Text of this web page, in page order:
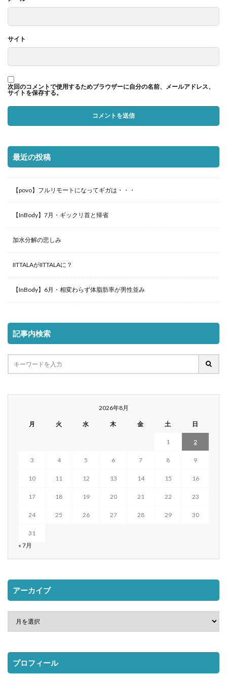
サイト
次回のコメントで使用するためブラウザーに自分の名前、メールアドレス、
サイトを保存する。
最近の投稿
【povo】フルリモートになってギガは・・・
【InBody】7月・ギックリ首と帰省
加水分解の悲しみ
IITTALAがIITTALAに？
【InBody】6月・相変わらず体脂肪率が男性並み
記事内検索
2026年8月
月 火 水 木 金 土 日
1 2
3 4 5 6 7 8 9
10 11 12 13 14 15 16
17 18 19 20 21 22 23
24 25 26 27 28 29 30
31
« 7月
アーカイブ
プロフィール